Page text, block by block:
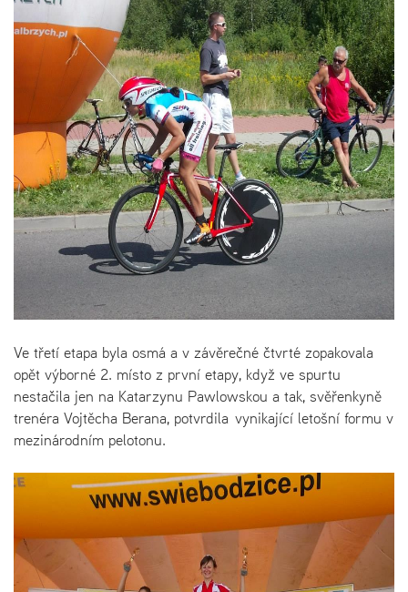
Ve třetí etapa byla osmá a v závěrečné čtvrté zopakovala
opět výborné 2. místo z první etapy, když ve spurtu
nestačila jen na Katarzynu Pawlowskou a tak, svěřenkyně
trenéra Vojtěcha Berana, potvrdila vynikající letošní formu v
mezinárodním pelotonu.